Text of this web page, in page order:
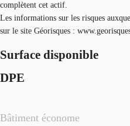
complètent cet actif.
Les informations sur les risques
sur le site Géorisques :
Surface disponible
DPE
Bâtiment économe